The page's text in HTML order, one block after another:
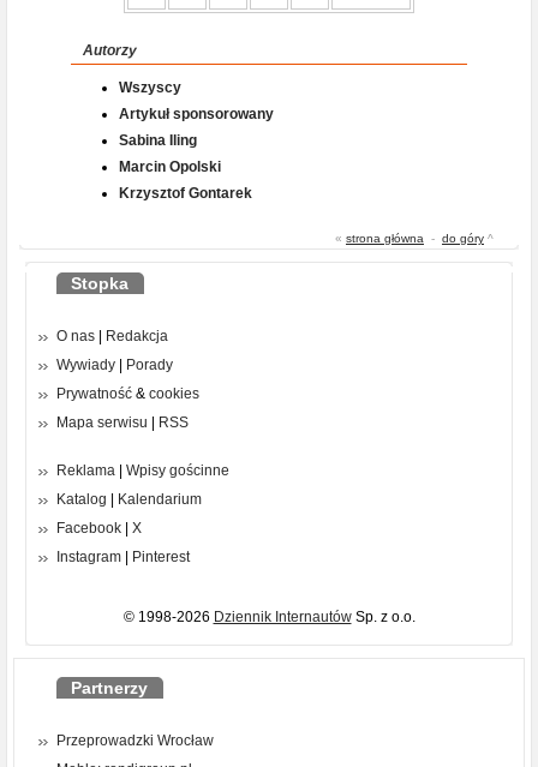
Autorzy
Wszyscy
Artykuł sponsorowany
Sabina Iling
Marcin Opolski
Krzysztof Gontarek
« strona główna - do góry ^
Stopka
O nas | Redakcja
Wywiady | Porady
Prywatność & cookies
Mapa serwisu | RSS
Reklama | Wpisy gościnne
Katalog | Kalendarium
Facebook | X
Instagram | Pinterest
© 1998-2026 Dziennik InternautówSp. z o.o.
Partnerzy
Przeprowadzki Wrocław